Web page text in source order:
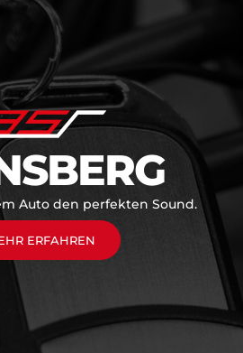
Auto den perfekten Sound.
ERFAHREN